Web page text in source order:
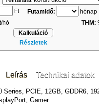
Ft Futamidő:
hónap
hó THM:
Kalkuláció
Részletek
Leírás Technikai adatok
Series, PCIE, 12GB, GDDR6,
Gamer